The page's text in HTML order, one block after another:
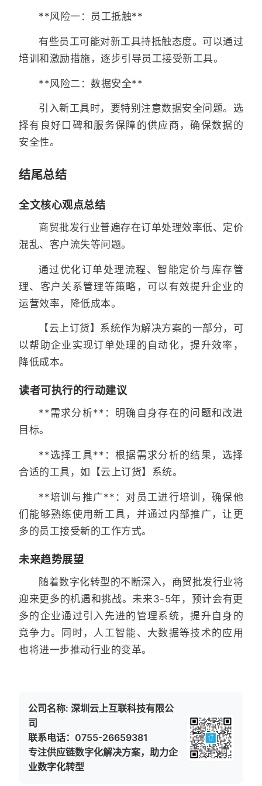
**风险一：员工抵触**
有些员工可能对新工具持抵触态度。可以通过
培训和激励措施，逐步引导员工接受新工具。
**风险二：数据安全**
引入新工具时，要特别注意数据安全问题。选
择有良好口碑和服务保障的供应商，确保数据的
安全性。
结尾总结
全文核心观点总结
商贸批发行业普遍存在订单处理效率低、定价
混乱、客户流失等问题。
通过优化订单处理流程、智能定价与库存管
理、客户关系管理等策略，可以有效提升企业的
运营效率，降低成本。
【云上订货】系统作为解决方案的一部分，可
以帮助企业实现订单处理的自动化，提升效率，
降低成本。
读者可执行的行动建议
**需求分析**：明确自身存在的问题和改进
目标。
**选择工具**：根据需求分析的结果，选择
合适的工具，如【云上订货】系统。
**培训与推广**：对员工进行培训，确保他
们能够熟练使用新工具，并通过内部推广，让更
多的员工接受新的工作方式。
未来趋势展望
随着数字化转型的不断深入，商贸批发行业将
迎来更多的机遇和挑战。未来3-5年，预计会有更
多的企业通过引入先进的管理系统，提升自身的
竞争力。同时，人工智能、大数据等技术的应用
也将进一步推动行业的变革。
公司名称: 深圳云上互联科技有限公
司
联系电话：0755-26659381
专注供应链数字化解决方案，助力企
业数字化转型